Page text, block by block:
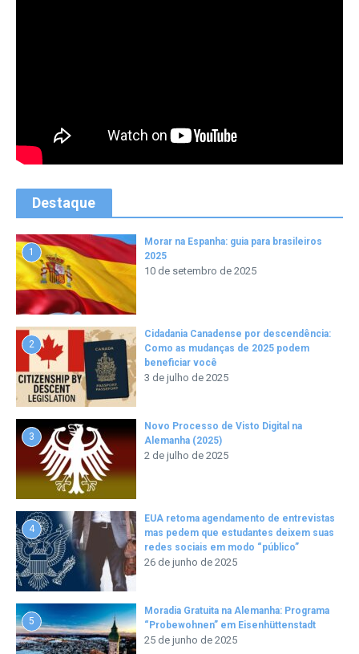
Destaque
1
Morar na Espanha: guia para brasileiros
2025
10 de setembro de 2025
2
Cidadania Canadense por descendência:
Como as mudanças de 2025 podem
beneficiar você
3 de julho de 2025
3
Novo Processo de Visto Digital na
Alemanha (2025)
2 de julho de 2025
4
EUA retoma agendamento de entrevistas
mas pedem que estudantes deixem suas
redes sociais em modo “público”
26 de junho de 2025
5
Moradia Gratuita na Alemanha: Programa
“Probewohnen” em Eisenhüttenstadt
25 de junho de 2025